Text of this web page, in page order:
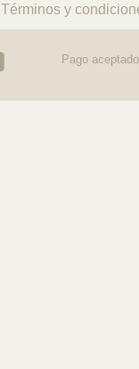
Términos y
Pago